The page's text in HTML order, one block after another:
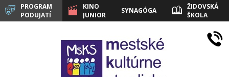
PROGRAM
PODUJATÍ
KINO
JUNIOR
SYNAGÓGA
ŽIDOVSKÁ
ŠKOLA
LEVICE